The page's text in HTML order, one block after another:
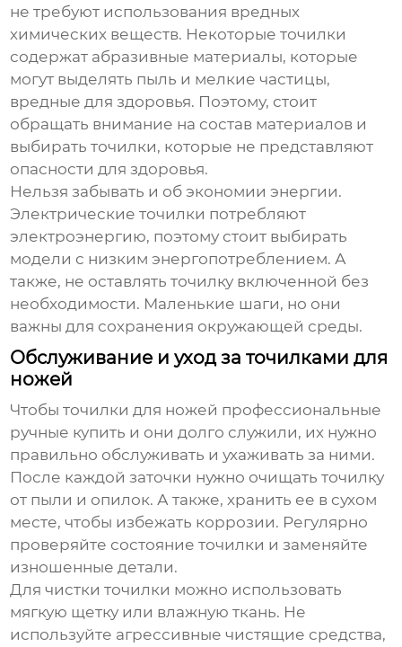
не требуют использования вредных
химических веществ. Некоторые точилки
содержат абразивные материалы, которые
могут выделять пыль и мелкие частицы,
вредные для здоровья. Поэтому, стоит
обращать внимание на состав материалов и
выбирать точилки, которые не представляют
опасности для здоровья.
Нельзя забывать и об экономии энергии.
Электрические точилки потребляют
электроэнергию, поэтому стоит выбирать
модели с низким энергопотреблением. А
также, не оставлять точилку включенной без
необходимости. Маленькие шаги, но они
важны для сохранения окружающей среды.
Обслуживание и уход за точилками для
ножей
Чтобыточилки для ножей профессиональные
ручные купить и они долго служили, их нужно
правильно обслуживать и ухаживать за ними.
После каждой заточки нужно очищать точилку
от пыли и опилок. А также, хранить ее в сухом
месте, чтобы избежать коррозии. Регулярно
проверяйте состояние точилки и заменяйте
изношенные детали.
Для чистки точилки можно использовать
мягкую щетку или влажную ткань. Не
используйте агрессивные чистящие средства,